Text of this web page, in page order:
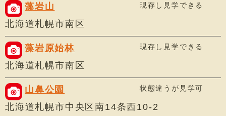
藻岩山 現存し見学できる
北海道札幌市南区
藻岩原始林 現存し見学できる
北海道札幌市南区
山鼻公園 状態違うが見学可
北海道札幌市中央区南14条西10-2